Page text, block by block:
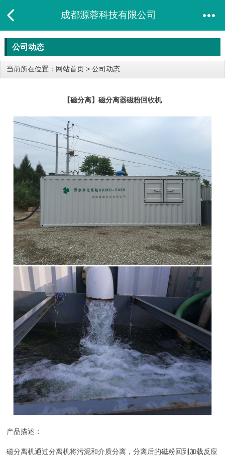
成都源蓉科技有限公司
公司动态
当前所在位置： 网站首页 > 公司动态
【磁分离】磁分离器磁粉回收机
产品描述：
磁分离机通过分离机将污泥和介质分离，分离后的磁粉回到加载反应